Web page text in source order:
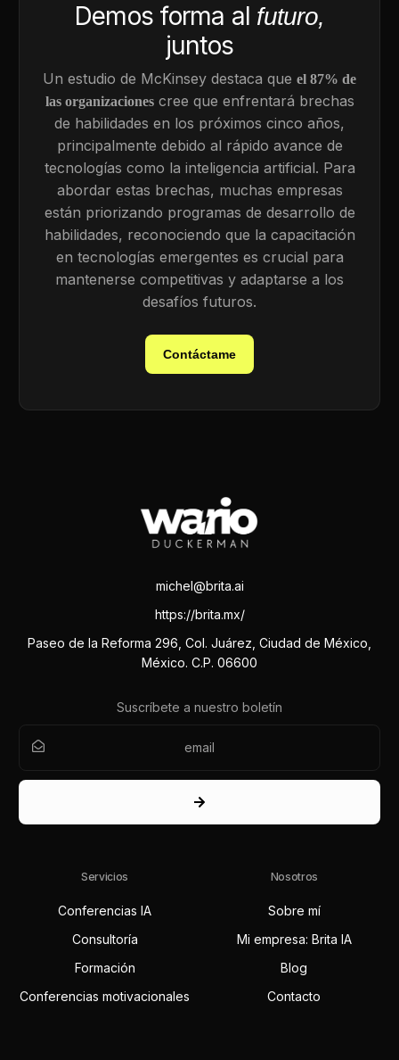
Demos forma al futuro,
juntos
Un estudio de McKinsey destaca que el 87% de
las organizacionescree que enfrentará brechas
de habilidades en los próximos cinco años,
principalmente debido al rápido avance de
tecnologías como la inteligencia artificial. Para
abordar estas brechas, muchas empresas
están priorizando programas de desarrollo de
habilidades, reconociendo que la capacitación
en tecnologías emergentes es crucial para
mantenerse competitivas y adaptarse a los
desafíos futuros.
Contáctame
michel@brita.ai
https://brita.mx/
Paseo de la Reforma 296, Col. Juárez, Ciudad de México,
México. C.P. 06600
Suscríbete a nuestro boletín
Servicios
Conferencias IA
Consultoría
Formación
Conferencias motivacionales
Nosotros
Sobre mí
Mi empresa: Brita IA
Blog
Contacto